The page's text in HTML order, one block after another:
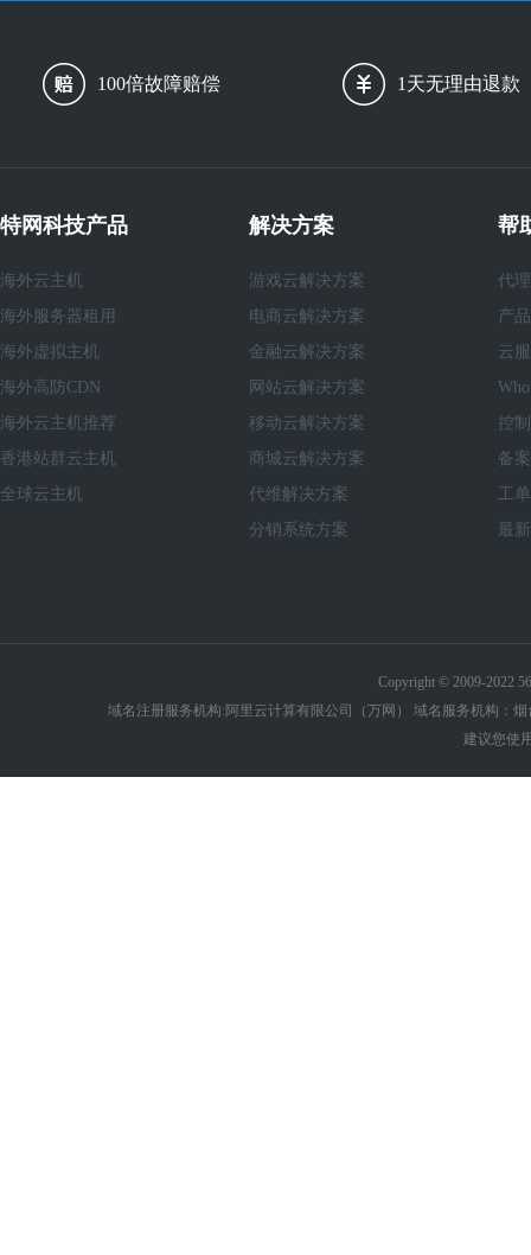
100倍故障赔偿 1天无理由退款
特网科技产品
海外云主机
海外服务器租用
海外虚拟主机
海外高防CDN
海外云主机推荐
香港站群云主机
全球云主机
解决方案
游戏云解决方案
电商云解决方案
金融云解决方案
网站云解决方案
移动云解决方案
商城云解决方案
代维解决方案
分销系统方案
帮
代
产
云
控
备
工
最
Copyright © 2009-2022
域名注册服务机构:阿里云计算有限公司（万网） 域名服务机构：
建议您使